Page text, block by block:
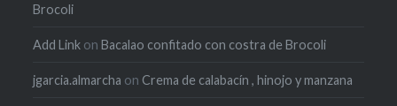
Brocoli
Add Link onBacalao confitado con costra de Brocoli
jgarcia.almarcha on Crema de calabacín , hinojo y manzana